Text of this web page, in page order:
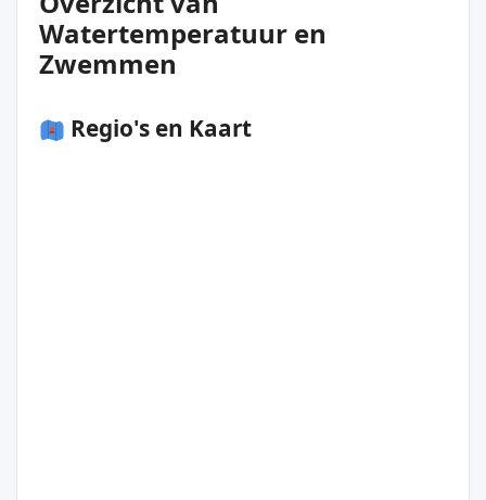
Watertemperatuur en
Zwemmen
Regio's en Kaart